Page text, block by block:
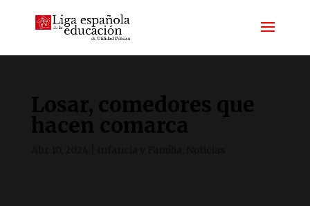
Losar, comedores que
hacen comarca